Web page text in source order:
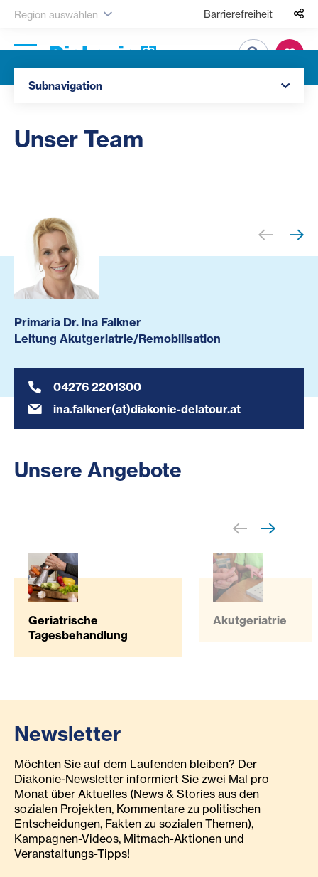
Region auswählen Barrierefreiheit
Subnavigation
Unser Team
Primaria Dr. Ina Falkner
Leitung Akutgeriatrie/Remobilisation
04276 2201300
ina.falkner(at)diakonie-delatour.at
Unsere Angebote
Geriatrische
Tagesbehandlung
Akutgeriatrie
Newsletter
Möchten Sie auf dem Laufenden bleiben? Der
Diakonie-Newsletter informiert Sie zwei Mal pro
Monat über Aktuelles (News & Stories aus den
sozialen Projekten, Kommentare zu politischen
Entscheidungen, Fakten zu sozialen Themen),
Kampagnen-Videos, Mitmach-Aktionen und
Veranstaltungs-Tipps!